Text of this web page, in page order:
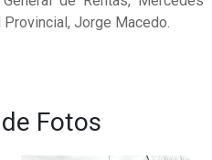
Jorge Macedo.
Fotos